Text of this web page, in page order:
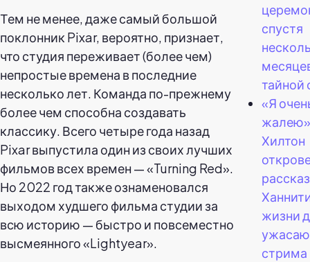
Тем не менее, даже самый большой
поклонник Pixar, вероятно, признает,
что студия переживает (более чем)
непростые времена в последние
несколько лет. Команда по-прежнему
более чем способна создавать
классику. Всего четыре года назад
Pixar выпустила один из своих лучших
фильмов всех времен — «Turning Red».
Но 2022 год также ознаменовался
выходом худшего фильма студии за
всю историю — быстро и повсеместно
высмеянного «Lightyear».
спустя
тайной
«Я
Хилтон
жизни
стрима